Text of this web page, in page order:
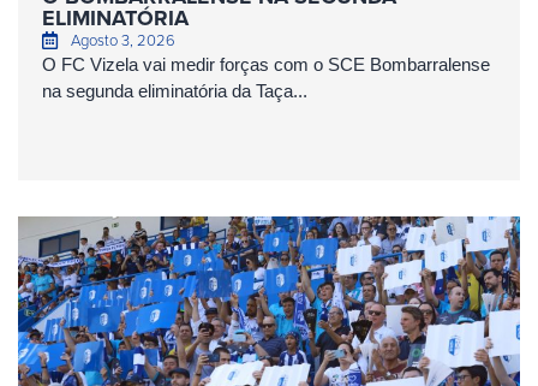
ELIMINATÓRIA
Agosto 3, 2026
O FC Vizela vai medir forças com o SCE Bombarralense
na segunda eliminatória da Taça...